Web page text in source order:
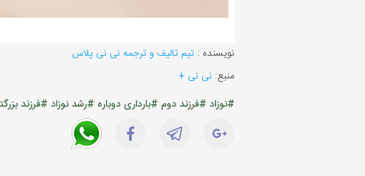
نویسنده : تیم تالیف و ترجمه نی نی پلاس
منبع: نی نی +
#نوزاد #فرزند دوم #بارداری دوباره #رشد نوزاد #فرزند